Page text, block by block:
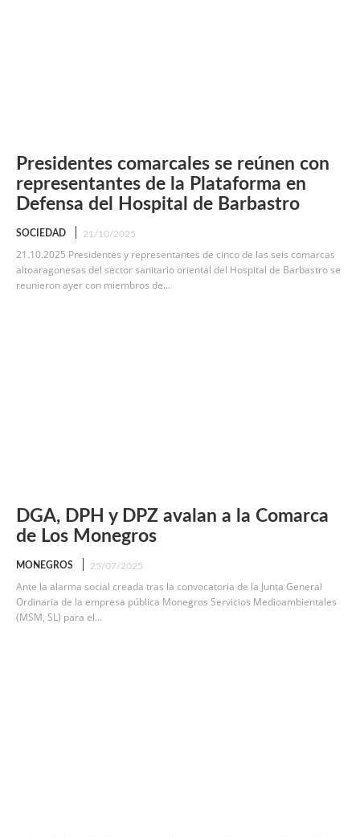
Presidentes comarcales se reúnen con
representantes de la Plataforma en
Defensa del Hospital de Barbastro
SOCIEDAD 21/10/2025
21.10.2025 Presidentes y representantes de cinco de las seis comarcas
altoaragonesas del sector sanitario oriental del Hospital de Barbastro se
reunieron ayer con miembros de...
DGA, DPH y DPZ avalan a la Comarca
de Los Monegros
MONEGROS 25/07/2025
Ante la alarma social creada tras la convocatoria de la Junta General
Ordinaria de la empresa pública Monegros Servicios Medioambientales
(MSM, SL) para el...